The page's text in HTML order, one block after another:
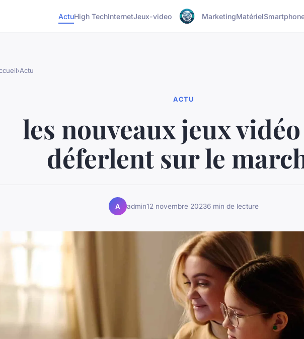
ActuHigh TechInternetJeux-video MarketingMatériel
›Actu
ACTU
les nouveaux jeux
déferlent sur le
A admin12 novembre 20236 min de lecture